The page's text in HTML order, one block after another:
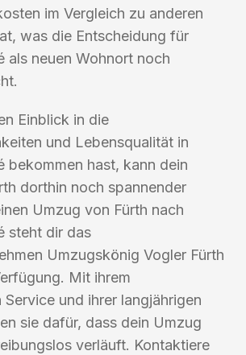
im Vergleich zu anderen
was die Entscheidung für
als neuen Wohnort noch
Einblick in die
und Lebensqualität in
bekommen hast, kann dein
dorthin noch spannender
Umzug von Fürth nach
steht dir das
Umzugskönig Vogler Fürth
Mit ihrem
und ihrer langjährigen
sie dafür, dass dein Umzug
verläuft. Kontaktiere